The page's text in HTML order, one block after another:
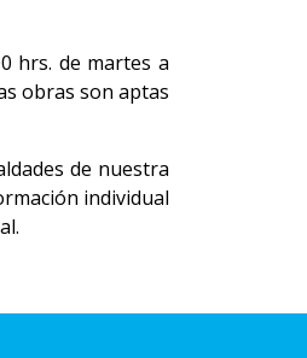
hrs. de martes a
obras son aptas
de nuestra
individual